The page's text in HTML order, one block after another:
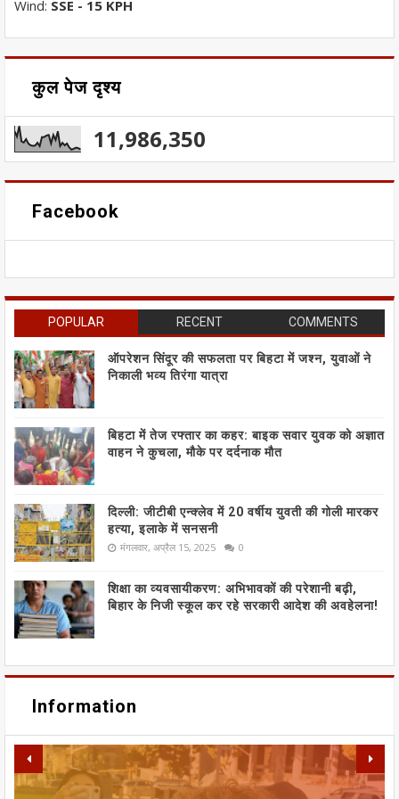
Wind: SSE - 15 KPH
कुल पेज दृश्य
11,986,350
Facebook
POPULAR RECENT COMMENTS
ऑपरेशन सिंदूर की सफलता पर बिहटा में जश्न, युवाओं ने
निकाली भव्य तिरंगा यात्रा
बिहटा में तेज रफ्तार का कहर: बाइक सवार युवक को अज्ञात
वाहन ने कुचला, मौके पर दर्दनाक मौत
दिल्ली: जीटीबी एन्क्लेव में 20 वर्षीय युवती की गोली मारकर
हत्या, इलाके में सनसनी
मंगलवार, अप्रैल 15, 2025 0
शिक्षा का व्यवसायीकरण: अभिभावकों की परेशानी बढ़ी,
बिहार के निजी स्कूल कर रहे सरकारी आदेश की अवहेलना!
Information